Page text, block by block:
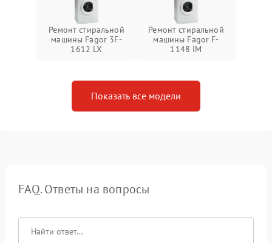
Ремонт стиральной
машины Fagor 3F-
1612 LX
Ремонт стиральной
машины Fagor F-
1148 IM
Показать все модели
FAQ. Ответы на вопросы